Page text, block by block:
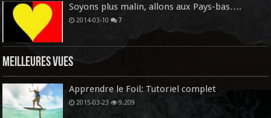
Soyons plus malin, allons aux Pays-bas….
2014-03-10 7
Meilleures vues
Apprendre le Foil: Tutoriel complet
2015-03-23 9,209